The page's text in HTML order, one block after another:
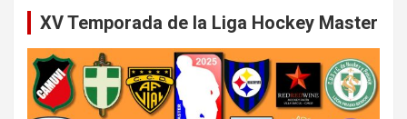
XV Temporada de la Liga Hockey Master